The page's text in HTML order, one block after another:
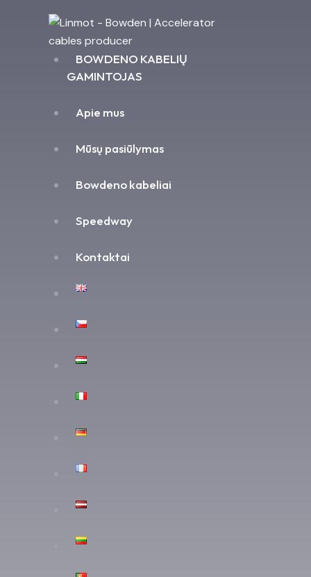
BOWDENO KABELIŲ
GAMINTOJAS
Apie mus
Mūsų pasiūlymas
Bowdeno kabeliai
Speedway
Kontaktai